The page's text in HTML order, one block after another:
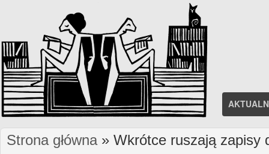
Jesteś tutaj
Strona główna» Wkrótce ruszają zapisy